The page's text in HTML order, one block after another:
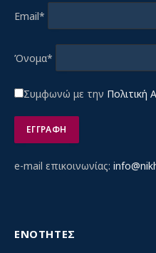
Email*
Όνομα*
Συμφωνώ με την Πολιτική
e-mail επικοινωνίας:
ΕΝΟΤΗΤΕΣ